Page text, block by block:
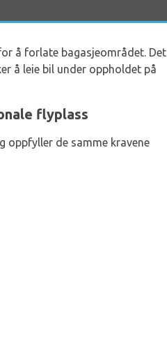
å forlate bagasjeområdet. Det
å leie bil under oppholdet på
flyplass
oppfyller de samme kravene